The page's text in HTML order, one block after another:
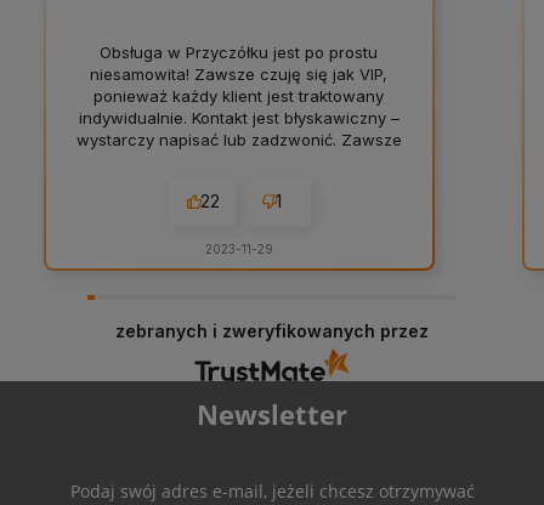
Obsługa w Przyczółku jest po prostu
niesamowita! Zawsze czuję się jak VIP,
ponieważ każdy klient jest traktowany
indywidualnie. Kontakt jest błyskawiczny –
wystarczy napisać lub zadzwonić. Zawsze
odwiedzić stoisko Przyczółku na licznych
22 1
2023-11-29
zebranych i zweryfikowanych przez
Newsletter
Podaj swój adres e-mail, jeżeli chcesz otrzymywać